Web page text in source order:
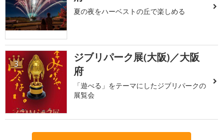
夏の夜をハーベストの丘で楽しめる
3
ジブリパーク展(大阪)／大阪
府
「遊べる」をテーマにしたジブリパークの
展覧会